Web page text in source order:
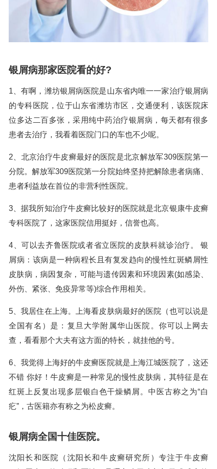
银屑病那家医院看的好?
1、有啊，潍坊银屑病医院是山东省内唯一一家治疗银屑病
的专科医院，位于山东省潍坊市区，交通便利，该医院床
位多达二百多张，采用纯中药治疗银屑病，每天都有很多
患者去治疗，我看着医院门口的车也不少呢。
2、北京治疗牛皮癣最好的医院是北京解放军309医院第一
分院。解放军309医院第一分院始终坚持把解除患者病痛、
患者利益放在首位的非营利性医院。
3、据我所知治疗牛皮癣比较好的医院就是北京银康牛皮癣
专科医院了，这家医院信用挺好，信誉也高。
4、可以去齐鲁医院或者省立医院的皮肤科就诊治疗。 银
屑病：该病是一种病程长且有复发趋向的慢性红斑鳞屑性
皮肤病，病因复杂，可能与遗传因素和环境因素(如感染、
外伤、紧张、免疫异常等)综合作用相关。
5、我居住在上海。上海看皮肤病最好的医院（也可以说是
全国有名）是：复旦大学附属华山医院。你可以上网去
查，看看那个大夫有这方面的特长，就挂他的号。
6、我觉得上海好的牛皮癣医院就是上海江城医院了，这还
不错 你好！牛皮癣是一种常见的慢性皮肤病，其特征是在
红斑上反复出现多层银白色干燥鳞屑。中医古称之为“白
疕”，古医籍亦有称之为松皮癣。
银屑病全国十佳医院。
沈阳长和医院（沈阳长和牛皮癣研究所）专注于牛皮癣